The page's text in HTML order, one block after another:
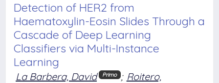
Detection of HER2 from
Haematoxylin-Eosin Slides Through a
Cascade of Deep Learning
Classifiers via Multi-Instance
Learning
La Barbera, David Primo ; Roitero,